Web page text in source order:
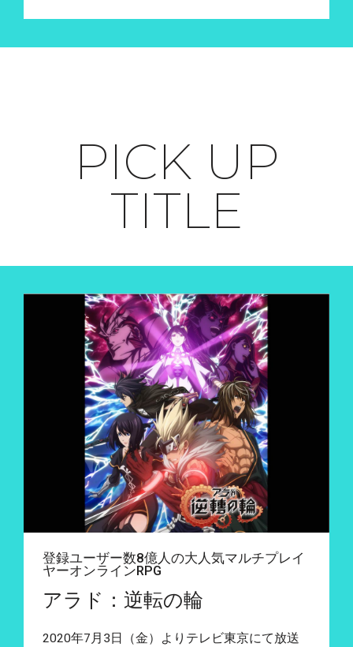
PICK UP
TITLE
登録ユーザー数8億人の大人気マルチプレイ
ヤーオンラインRPG
アラド：逆転の輪
2020年7月3日（金）よりテレビ東京にて放送